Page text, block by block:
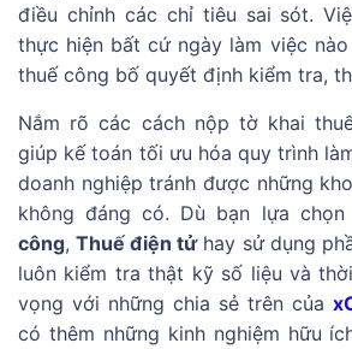
điều chỉnh các chỉ tiêu sai sót.
thực hiện bất cứ ngày làm việc
thuế công bố quyết định kiểm tra,
Nắm rõ các cách nộp tờ khai
giúp kế toán tối ưu hóa quy trình
doanh nghiệp tránh được những
không đáng có. Dù bạn lựa chọn
công,Thuế điện tửhay sử dụng
luôn kiểm tra thật kỹ số liệu và
vọng với những chia sẻ trên của
có thêm những kinh nghiệm hữu